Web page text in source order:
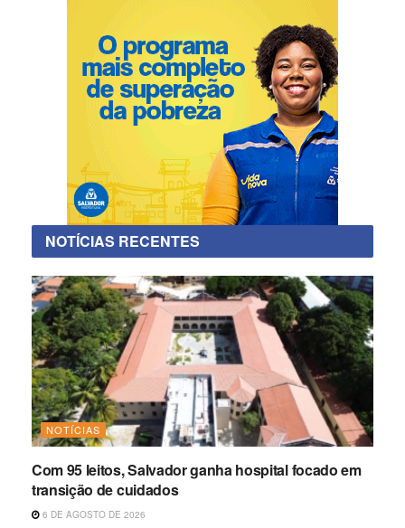
NOTÍCIAS RECENTES
NOTÍCIAS
Com 95 leitos, Salvador ganha hospital focado em
transição de cuidados
6 DE AGOSTO DE 2026